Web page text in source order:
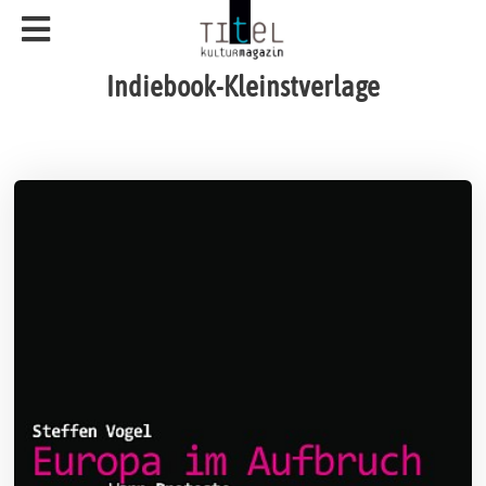
Indiebook-Kleinstverlage